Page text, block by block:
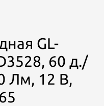
GL-
60 д./
Лм, 12 В,